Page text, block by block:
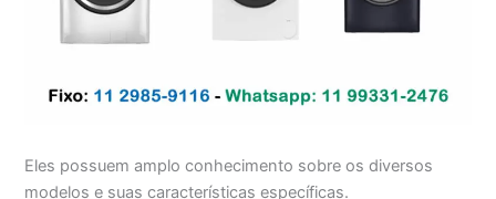
Eles possuem amplo conhecimento sobre os diversos
modelos e suas características específicas.